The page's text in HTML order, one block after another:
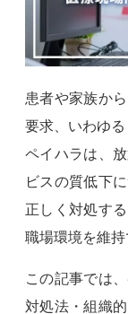
患者や家族か
要求、いわゆる
ペイハラは、
ビスの質低下
正しく対処す
職場環境を維持
この記事では
対処法・組織